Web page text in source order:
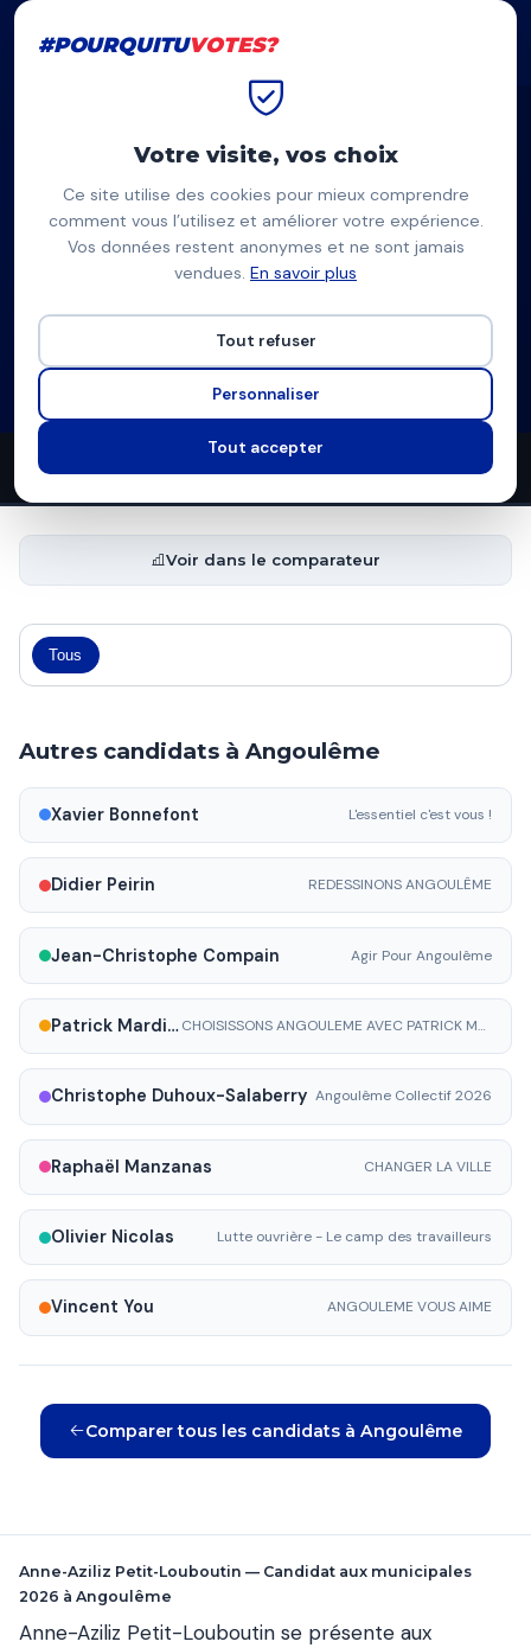
#POURQUITUVOTES?
AP
Anne-Aziliz Petit-Louboutin
Liste de La France insoumise
0propositions0thèmes couverts9candidats en lice
Voir dans le comparateur
Tous
Autres candidats à Angoulême
Xavier Bonnefont L'essentiel c'est vous !
Didier Peirin REDESSINONS ANGOULÊME
Jean-Christophe Compain Agir Pour Angoulême
Patrick Mardikian CHOISISSONS ANGOULEME AVEC PATRICK MARDIKIAN
Christophe Duhoux-Salaberry Angoulême Collectif 2026
Raphaël Manzanas CHANGER LA VILLE
Olivier Nicolas Lutte ouvrière - Le camp des travailleurs
Vincent You ANGOULEME VOUS AIME
Comparer tous les candidats à Angoulême
Anne-Aziliz Petit-Louboutin — Candidat aux municipales
2026 à Angoulême
Anne-Aziliz Petit-Louboutin se présente aux
#POURQUITUVOTES?
Votre visite, vos choix
Ce site utilise des cookies pour mieux comprendre
comment vous l’utilisez et améliorer votre expérience.
Vos données restent anonymes et ne sont jamais
vendues. En savoir plus
Tout refuser
Personnaliser
Tout accepter